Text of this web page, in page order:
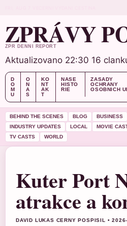
ZPRÁVY
ZPR DENNI REPORT
Aktualizovano 22:30 16
D
O
M
U
O
N
A
S
KO
NT
AK
T
NASE
HISTO
RIE
ZASADY
OCHRANY
OSOBNICH
BEHIND THE SCENES BLOG BUSINESS
INDUSTRY UPDATES
LOCAL MOVIE
TV CASTS
WORLD
Kuter Port
atrakce a
DAVID LUKAS CERNY POSPISIL •